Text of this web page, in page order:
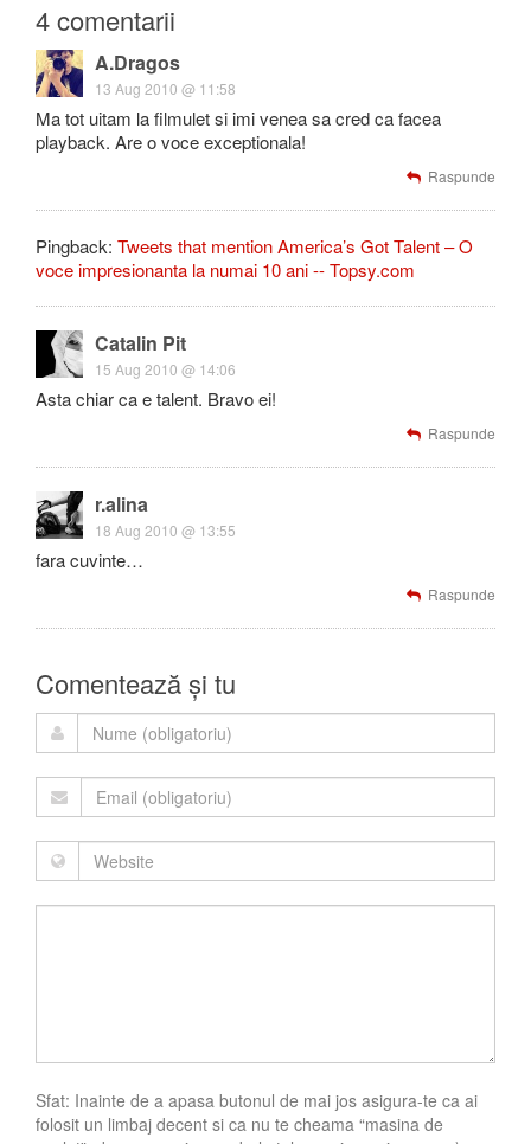
4 comentarii
A.Dragos
13 Aug 2010 @ 11:58
Ma tot uitam la filmulet si imi venea sa cred ca facea
playback. Are o voce exceptionala!
Raspunde
Pingback: Tweets that mention America’s Got Talent – O
voce impresionanta la numai 10 ani -- Topsy.com
Catalin Pit
15 Aug 2010 @ 14:06
Asta chiar ca e talent. Bravo ei!
Raspunde
r.alina
18 Aug 2010 @ 13:55
fara cuvinte…
Raspunde
Comentează și tu
Sfat: Inainte de a apasa butonul de mai jos asigura-te ca ai
folosit un limbaj decent si ca nu te cheama “masina de